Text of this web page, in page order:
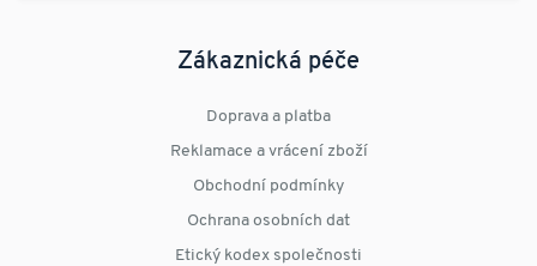
Zákaznická péče
Doprava a platba
Reklamace a vrácení zboží
Obchodní podmínky
Ochrana osobních dat
Etický kodex společnosti